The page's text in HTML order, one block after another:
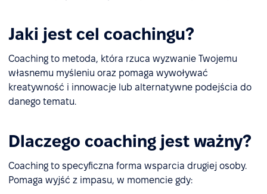
Jaki jest cel coachingu?
Coaching to metoda, która rzuca wyzwanie Twojemu
własnemu myśleniu oraz pomaga wywoływać
kreatywność i innowacje lub alternatywne podejścia do
danego tematu.
Dlaczego coaching jest ważny?
Coaching to specyficzna forma wsparcia drugiej osoby.
Pomaga wyjść z impasu, w momencie gdy: